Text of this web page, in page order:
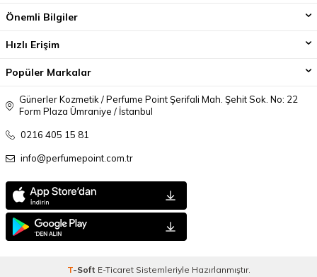
Önemli Bilgiler
Hızlı Erişim
Popüler Markalar
Günerler Kozmetik / Perfume Point Şerifali Mah. Şehit Sok. No: 22
Form Plaza Ümraniye / İstanbul
0216 405 15 81
info@perfumepoint.com.tr
T-Soft E-TicaretSistemleriyle Hazırlanmıştır.